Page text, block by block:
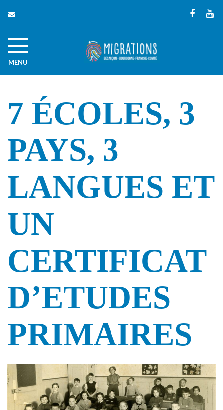
Lien
MENU
7 ÉCOLES, 3
PAYS, 3
LANGUES ET
UN
CERTIFICAT
D’ETUDES
PRIMAIRES